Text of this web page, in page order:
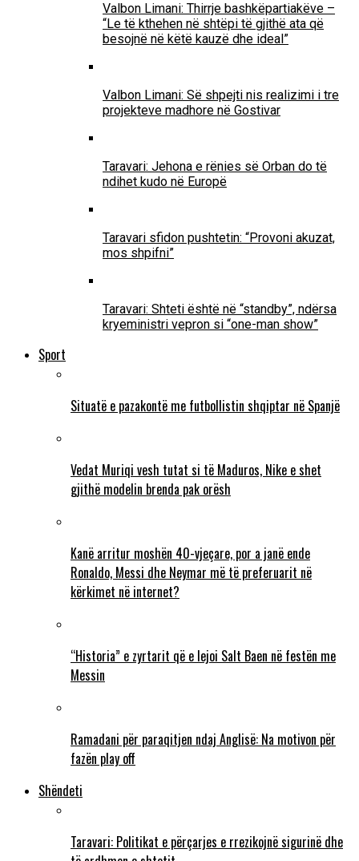
Valbon Limani: Thirrje bashkëpartiakëve –
“Le të kthehen në shtëpi të gjithë ata që
besojnë në këtë kauzë dhe ideal”
Valbon Limani: Së shpejti nis realizimi i tre
projekteve madhore në Gostivar
Taravari: Jehona e rënies së Orban do të
ndihet kudo në Europë
Taravari sfidon pushtetin: “Provoni akuzat,
mos shpifni”
Taravari: Shteti është në “standby”, ndërsa
kryeministri vepron si “one-man show”
Sport
Situatë e pazakontë me futbollistin shqiptar në Spanjë
Vedat Muriqi vesh tutat si të Maduros, Nike e shet
gjithë modelin brenda pak orësh
Kanë arritur moshën 40-vjeçare, por a janë ende
Ronaldo, Messi dhe Neymar më të preferuarit në
kërkimet në internet?
“Historia” e zyrtarit që e lejoi Salt Baen në festën me
Messin
Ramadani për paraqitjen ndaj Anglisë: Na motivon për
fazën play off
Shëndeti
Taravari: Politikat e përçarjes e rrezikojnë sigurinë dhe